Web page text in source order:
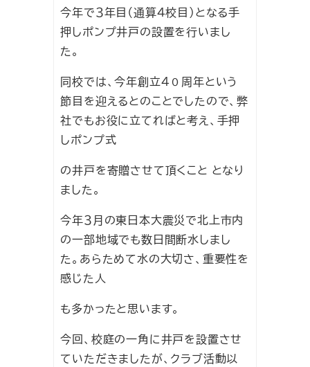
今年で３年目（通算４校目）となる手
押しポンプ井戸の設置を行いまし
た。
同校では、今年創立４０周年という
節目を迎えるとのことでしたので、弊
社でもお役に立てればと考え、手押
しポンプ式
の井戸を寄贈させて頂くこと となり
ました。
今年３月の東日本大震災で北上市内
の一部地域でも数日間断水しまし
た。あらためて水の大切さ、重要性を
感じた人
も多かったと思います。
今回、校庭の一角に井戸を設置させ
ていただきましたが、クラブ活動以